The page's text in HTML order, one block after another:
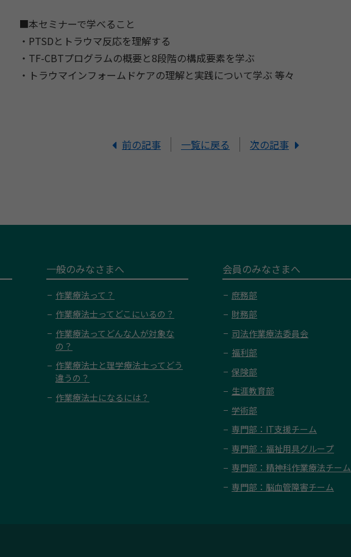
■本セミナーで学べること
・PTSDとトラウマ反応を理解する
・TF-CBTプログラムの概要と8段階の構成要素を学ぶ
・トラウマインフォームドケアの理解と実践について学ぶ 等々
前の記事 一覧に戻る 次の記事
一般のみなさまへ
作業療法って？
作業療法士ってどこにいるの？
作業療法ってどんな人が対象な
の？
作業療法士と理学療法士ってどう
違うの？
作業療法士になるには？
会員のみなさまへ
庶務部
財務部
司法作業療法委員会
福利部
保険部
生涯教育部
学術部
専門部：IT支援チーム
専門部：福祉用具グループ
専門部：精神科作業療法チーム
専門部：脳血管障害チーム